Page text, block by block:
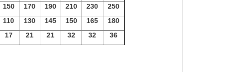
thành phần...
150 170 190 210 230
250
110 130 145 150 165
180
17 21 21 32 32 36